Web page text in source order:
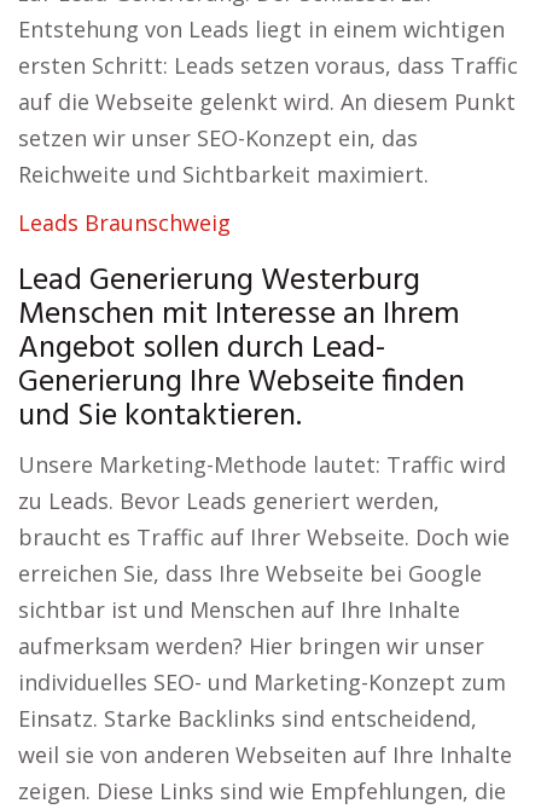
Entstehung von Leads liegt in einem wichtigen
ersten Schritt: Leads setzen voraus, dass Traffic
auf die Webseite gelenkt wird. An diesem Punkt
setzen wir unser SEO-Konzept ein, das
Reichweite und Sichtbarkeit maximiert.
Leads Braunschweig
Lead Generierung Westerburg
Menschen mit Interesse an Ihrem
Angebot sollen durch Lead-
Generierung Ihre Webseite finden
und Sie kontaktieren.
Unsere Marketing-Methode lautet: Traffic wird
zu Leads. Bevor Leads generiert werden,
braucht es Traffic auf Ihrer Webseite. Doch wie
erreichen Sie, dass Ihre Webseite bei Google
sichtbar ist und Menschen auf Ihre Inhalte
aufmerksam werden? Hier bringen wir unser
individuelles SEO- und Marketing-Konzept zum
Einsatz. Starke Backlinks sind entscheidend,
weil sie von anderen Webseiten auf Ihre Inhalte
zeigen. Diese Links sind wie Empfehlungen, die